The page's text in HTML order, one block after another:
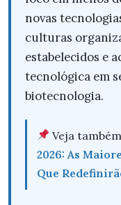
novas
culturas
estabelecidos e
tecnológica em
biotecnologia.
Veja
2026: As
Que